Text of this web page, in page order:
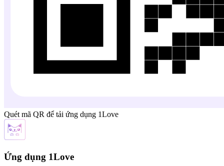
Quét mã QR để tải ứng dụng 1Love
Ứng dụng 1Love